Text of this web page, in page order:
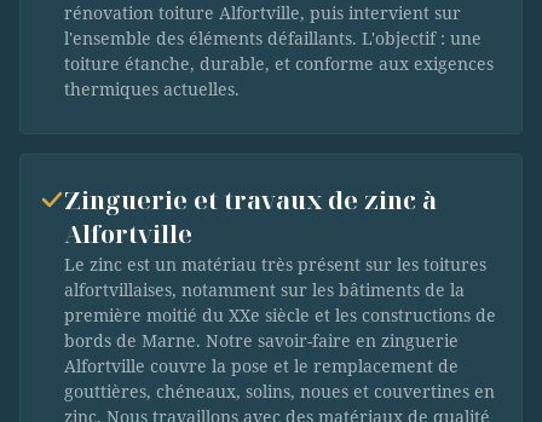
rénovation toiture Alfortville, puis intervient sur
l'ensemble des éléments défaillants. L'objectif : une
toiture étanche, durable, et conforme aux exigences
thermiques actuelles.
Zinguerie et travaux de zinc à
Alfortville
Le zinc est un matériau très présent sur les toitures
alfortvillaises, notamment sur les bâtiments de la
première moitié du XXe siècle et les constructions de
bords de Marne. Notre savoir-faire en zinguerie
Alfortville couvre la pose et le remplacement de
gouttières, chéneaux, solins, noues et couvertines en
zinc. Nous travaillons avec des matériaux de qualité